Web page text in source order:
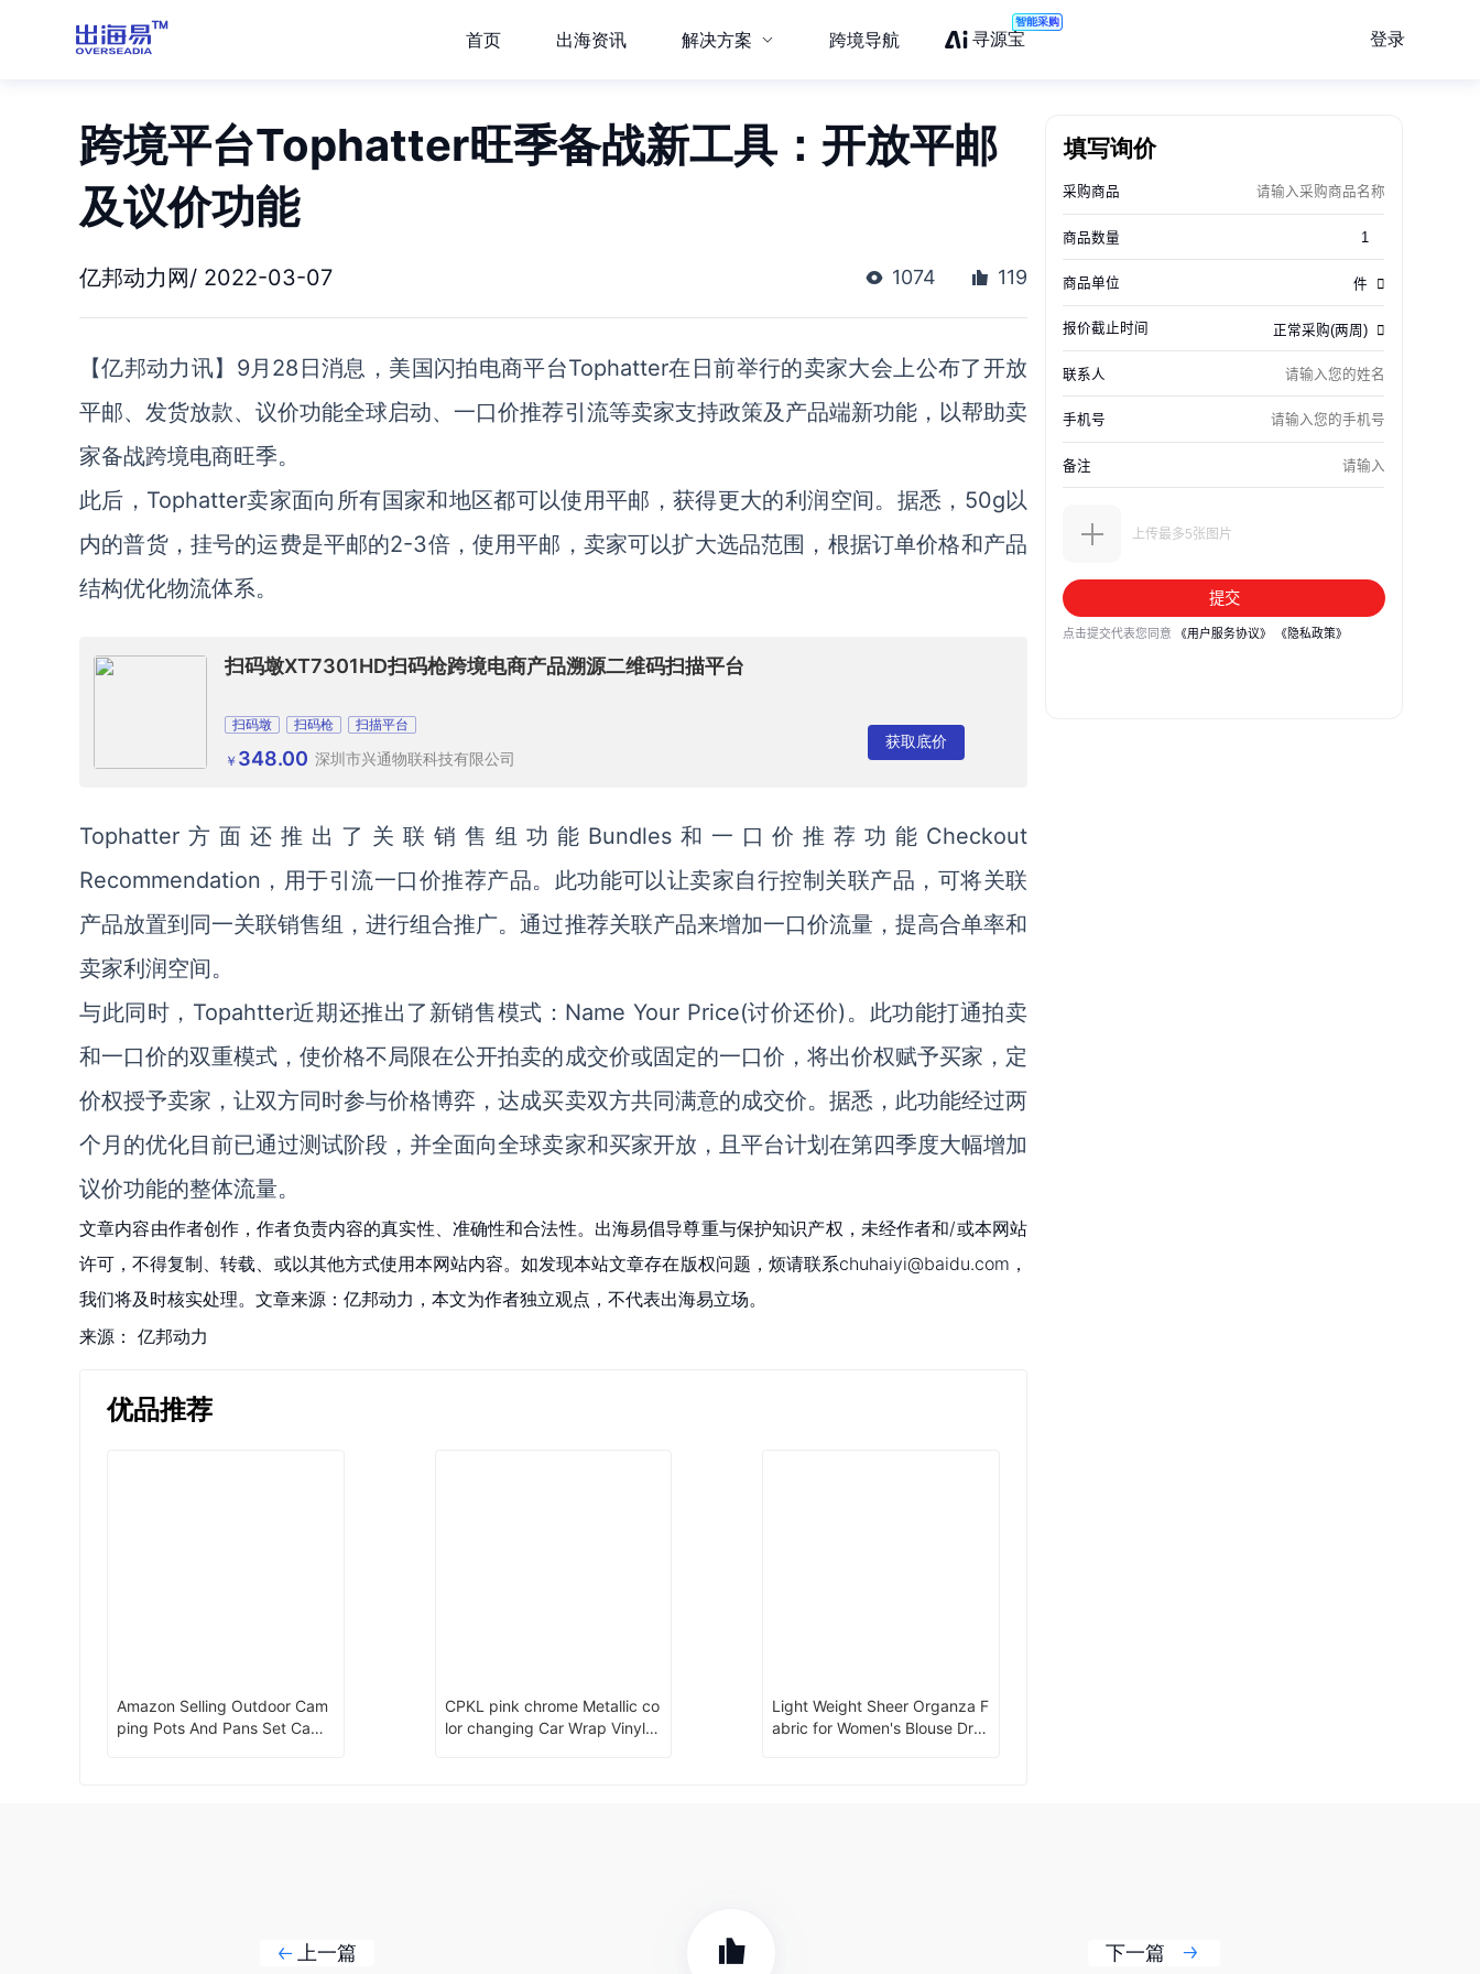
首页 出海资讯 解决方案 跨境导航 寻源宝
智能采购
登录
跨境平台Tophatter旺季备战新工具：开放平邮
及议价功能
亿邦动力网/ 2022-03-07 1074 119
【亿邦动力讯】9月28日消息，美国闪拍电商平台Tophatter在日前举行的卖家大会上公布了开放
平邮、发货放款、议价功能全球启动、一口价推荐引流等卖家支持政策及产品端新功能，以帮助卖
家备战跨境电商旺季。
此后，Tophatter卖家面向所有国家和地区都可以使用平邮，获得更大的利润空间。据悉，50g以
内的普货，挂号的运费是平邮的2-3倍，使用平邮，卖家可以扩大选品范围，根据订单价格和产品
结构优化物流体系。
扫码墩XT7301HD扫码枪跨境电商产品溯源二维码扫描平台
扫码墩 扫码枪 扫描平台
￥ 348.00 深圳市兴通物联科技有限公司
获取底价
Tophatter方面还推出了关联销售组功能Bundles和一口价推荐功能Checkout
Recommendation，用于引流一口价推荐产品。此功能可以让卖家自行控制关联产品，可将关联
产品放置到同一关联销售组，进行组合推广。通过推荐关联产品来增加一口价流量，提高合单率和
卖家利润空间。
与此同时，Topahtter近期还推出了新销售模式：Name Your Price(讨价还价)。此功能打通拍卖
和一口价的双重模式，使价格不局限在公开拍卖的成交价或固定的一口价，将出价权赋予买家，定
价权授予卖家，让双方同时参与价格博弈，达成买卖双方共同满意的成交价。据悉，此功能经过两
个月的优化目前已通过测试阶段，并全面向全球卖家和买家开放，且平台计划在第四季度大幅增加
议价功能的整体流量。
文章内容由作者创作，作者负责内容的真实性、准确性和合法性。出海易倡导尊重与保护知识产权，未经作者和/或本网站
许可，不得复制、转载、或以其他方式使用本网站内容。如发现本站文章存在版权问题，烦请联系chuhaiyi@baidu.com，
我们将及时核实处理。文章来源：亿邦动力，本文为作者独立观点，不代表出海易立场。
来源： 亿邦动力
优品推荐
Amazon Selling Outdoor Cam
ping Pots And Pans Set Camp
CPKL pink chrome Metallic co
lor changing Car Wrap Vinyl fil
Light Weight Sheer Organza F
abric for Women's Blouse Dre
填写询价
上一篇 下一篇